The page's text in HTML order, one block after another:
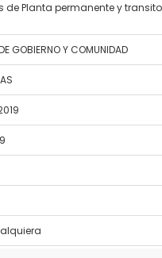
de Planta permanente y
GOBIERNO Y COMUNIDAD